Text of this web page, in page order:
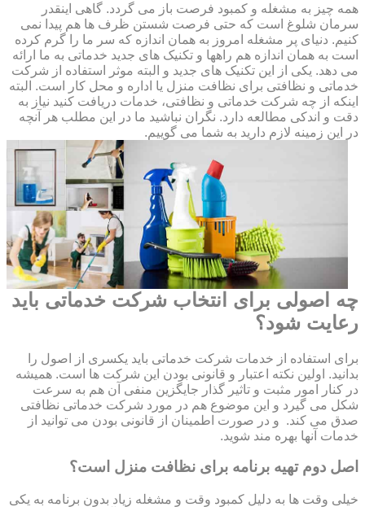
همه چیز به مشغله و کمبود فرصت باز می گردد. گاهی اینقدر
سرمان شلوغ است که حتی فرصت شستن ظرف ها هم پیدا نمی
کنیم. دنیای پر مشغله امروز به همان اندازه که سر ما را گرم کرده
است به همان اندازه هم راهها و تکنیک های جدید خدماتی به ما ارائه
می دهد. یکی از این تکنیک های جدید و البته موثر استفاده از شرکت
خدماتی و نظافتی برای نظافت منزل یا اداره و محل کار است. البته
اینکه از چه شرکت خدماتی و نظافتی، خدمات دریافت کنید نیاز به
دقت و اندکی مطالعه دارد. نگران نباشید ما در این مطلب هر آنچه
در این زمینه لازم دارید به شما می گوییم.
چه اصولی برای انتخاب شرکت خدماتی باید
رعایت شود؟
برای استفاده از خدمات شرکت خدماتی باید یکسری از اصول را
بدانید. اولین نکته اعتبار و قانونی بودن این شرکت ها است. همیشه
در کنار امور مثبت و تاثیر گذار جایگزین منفی آن هم به سرعت
شکل می گیرد و این موضوع هم در مورد شرکت خدماتی نظافتی
صدق می کند. و در صورت اطمینان از قانونی بودن می توانید از
خدمات آنها بهره مند شوید.
اصل دوم تهیه برنامه برای نظافت منزل است؟
خیلی وقت ها به دلیل کمبود وقت و مشغله زیاد بدون برنامه به یکی